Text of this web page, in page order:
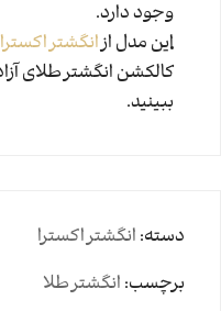
وجود دارد.
این مدل ازانگشتر اکسترا
کالکشن انگشتر طلای
ببینید.
دسته: انگشتر اکسترا
برچسب: انگشتر طلا